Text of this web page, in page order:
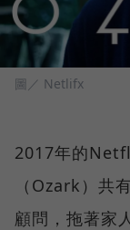
圖／ Netlifx
2017年的
（Ozark）共
顧問，拖著家